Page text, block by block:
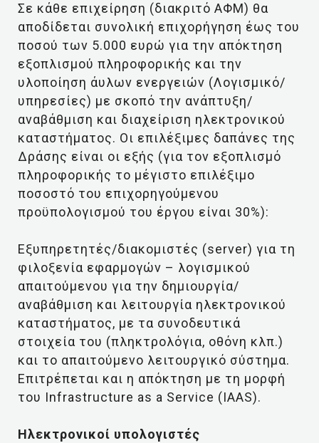
Σε κάθε επιχείρηση (διακριτό ΑΦΜ) θα
αποδίδεται συνολική επιχορήγηση έως του
ποσού των 5.000 ευρώ για την απόκτηση
εξοπλισμού πληροφορικής και την
υλοποίηση άυλων ενεργειών (Λογισμικό/
υπηρεσίες) με σκοπό την ανάπτυξη/
αναβάθμιση και διαχείριση ηλεκτρονικού
καταστήματος. Οι επιλέξιμες δαπάνες της
Δράσης είναι οι εξής (για τον εξοπλισμό
πληροφορικής το μέγιστο επιλέξιμο
ποσοστό του επιχορηγούμενου
προϋπολογισμού του έργου είναι 30%):
Eξυπηρετητές/διακομιστές (server) για τη
φιλοξενία εφαρμογών – λογισμικού
απαιτούμενου για την δημιουργία/
αναβάθμιση και λειτουργία ηλεκτρονικού
καταστήματος, με τα συνοδευτικά
στοιχεία του (πληκτρολόγια, οθόνη κλπ.)
και το απαιτούμενο λειτουργικό σύστημα.
Επιτρέπεται και η απόκτηση με τη μορφή
του Infrastructure as a Service (IAAS).
Ηλεκτρονικοί υπολογιστές